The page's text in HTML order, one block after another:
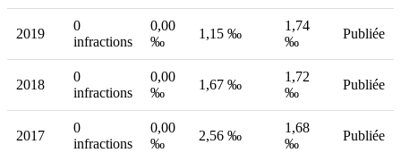
2019
0
infractions
0,00
‰
1,15 ‰
1,74
‰
Publiée
2018
0
infractions
0,00
‰
1,67 ‰
1,72
‰
Publiée
2017
0
infractions
0,00
‰
2,56 ‰
1,68
‰
Publiée